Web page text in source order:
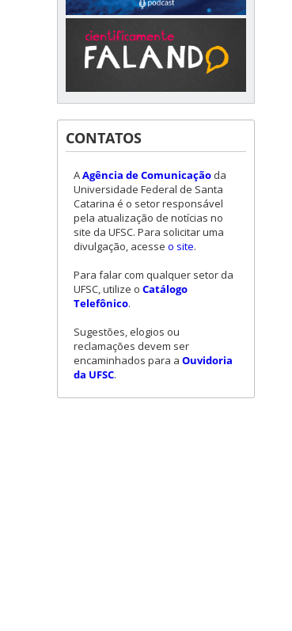
CONTATOS
AAgência de Comunicação da
Universidade Federal de Santa
Catarina é o setor responsável
pela atualização de notícias no
site da UFSC. Para solicitar uma
divulgação, acesse o site.
Para falar com qualquer setor da
UFSC, utilize o Catálogo
Telefônico.
Sugestões, elogios ou
reclamações devem ser
encaminhados para a Ouvidoria
da UFSC.